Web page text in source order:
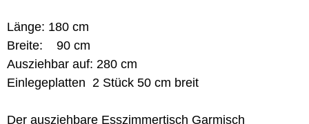
Länge: 180 cm
Breite: 90 cm
Ausziehbar auf: 280 cm
Einlegeplatten 2 Stück 50 cm breit
Der ausziehbare Esszimmertisch Garmisch